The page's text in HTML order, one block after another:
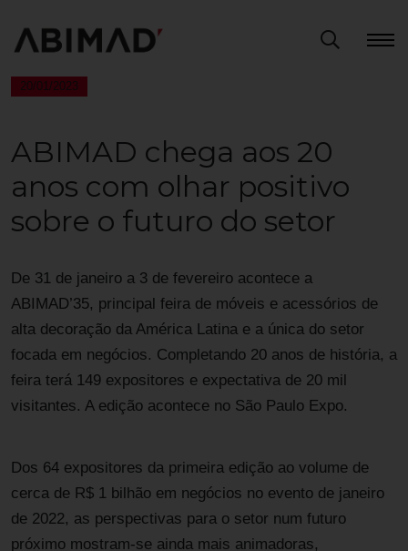
20/01/2023
ABIMAD chega aos 20
anos com olhar positivo
sobre o futuro do setor
De 31 de janeiro a 3 de fevereiro acontece a
ABIMAD’35, principal feira de móveis e acessórios de
alta decoração da América Latina e a única do setor
focada em negócios. Completando 20 anos de história, a
feira terá 149 expositores e expectativa de 20 mil
visitantes. A edição acontece no São Paulo Expo.
Dos 64 expositores da primeira edição ao volume de
cerca de R$ 1 bilhão em negócios no evento de janeiro
de 2022, as perspectivas para o setor num futuro
próximo mostram-se ainda mais animadoras,